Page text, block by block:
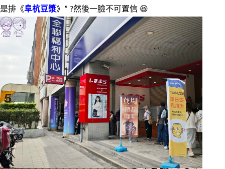
是排《阜杭豆漿》” ?然後一臉不可置信 😆